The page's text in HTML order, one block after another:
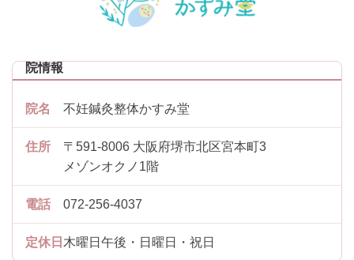
院情報
院名 不妊鍼灸整体かすみ堂
住所
〒591-8006 大阪府堺市北区宮本町3
メゾンオクノ1階
電話 072-256-4037
定休日 木曜日午後・日曜日・祝日